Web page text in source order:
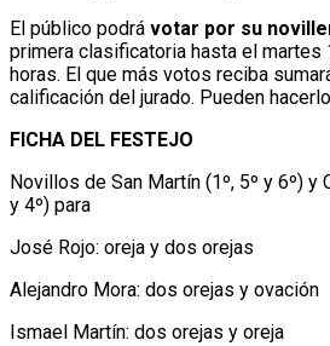
El público podrá votar por su
primera clasificatoria hasta el martes
horas. El que más votos reciba
calificación del jurado. Pueden
FICHA DEL FESTEJO
Novillos de San Martín (1º, 5º y 6º) y
y 4º) para
José Rojo: oreja y dos orejas
Alejandro Mora: dos orejas y ovación
Ismael Martín: dos orejas y oreja